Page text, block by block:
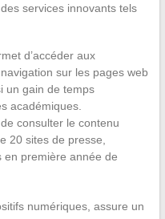
services innovants tels
d’accéder aux
sur les pages web
un gain de temps
académiques.
consulter le contenu
20 sites de presse,
en première année de
numériques, assure un